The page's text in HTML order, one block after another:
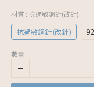
材質 : 抗過敏鋼針(改針)
抗過敏鋼針(改針)
數量